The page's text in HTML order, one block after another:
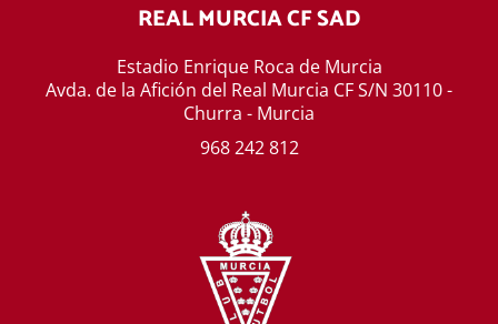
REAL MURCIA CF SAD
Estadio Enrique Roca de Murcia
Avda. de la Afición del Real Murcia CF S/N 30110 -
Churra - Murcia
968 242 812